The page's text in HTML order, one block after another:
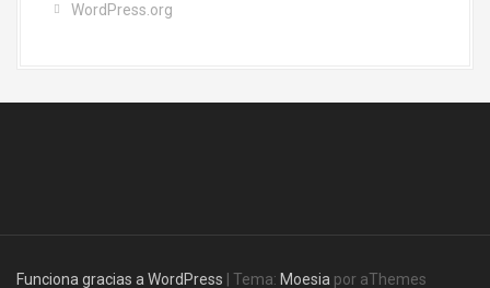
WordPress.org
Funciona gracias a WordPress Tema: Moesia por aThemes